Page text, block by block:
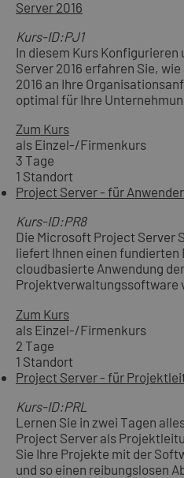
Server 2016
Kurs-ID:PJ1
In diesem Kurs
Server 2016 erfahren Sie,
2016 an Ihre
optimal für Ihre
Zum Kurs
als Einzel-/Firmenkurs
3 Tage
1 Standort
Project Server - für Anwender
Kurs-ID:PR8
Die Microsoft Project Server
liefert Ihnen einen fundierten
cloudbasierte Anwendung der
Projektverwaltungssoftware
Zum Kurs
als Einzel-/Firmenkurs
2 Tage
1 Standort
Project Server - für
Kurs-ID:PRL
Lernen Sie in zwei Tagen
Project Server als
Sie Ihre Projekte mit der
und so einen reibungslosen